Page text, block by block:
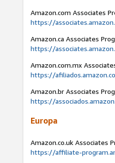
Amazon.com Associates
https://
Amazon.ca Associates
https://
Amazon.com.mx
https://
Amazon.br Associates
https://
Europa
Amazon.co.uk Associates
https://affiliate-